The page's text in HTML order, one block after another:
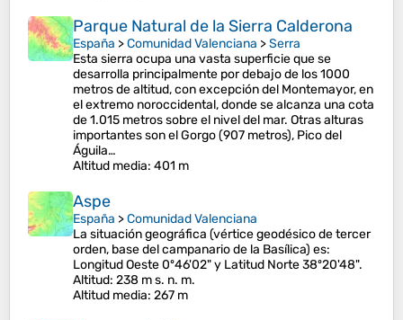
Parque Natural de la Sierra Calderona
España >Comunidad Valenciana >Serra
Esta sierra ocupa una vasta superficie que se
desarrolla principalmente por debajo de los 1000
metros de altitud, con excepción del Montemayor, en
el extremo noroccidental, donde se alcanza una cota
de 1.015 metros sobre el nivel del mar. Otras alturas
importantes son el Gorgo (907 metros), Pico del
Águila…
Altitud media: 401 m
Aspe
España >Comunidad Valenciana
La situación geográfica (vértice geodésico de tercer
orden, base del campanario de la Basílica) es:
Longitud Oeste 0º46'02" y Latitud Norte 38º20'48".
Altitud: 238 m s. n. m.
Altitud media: 267 m